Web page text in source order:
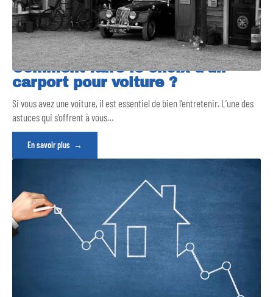
Comment faire le choix d’un
carport pour voiture ?
Si vous avez une voiture, il est essentiel de bien l’entretenir. L’une des
astuces qui s’offrent à vous…
En savoir plus